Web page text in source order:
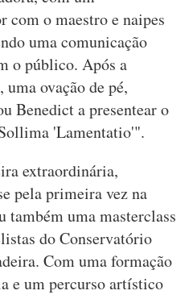
com o maestro e naipes
uma comunicação
o público. Após a
ovação de pé,
Benedict a presentear o
'Lamentatio'".
extraordinária,
pela primeira vez na
uma masterclass
do Conservatório
Com uma formação
e um percurso artístico